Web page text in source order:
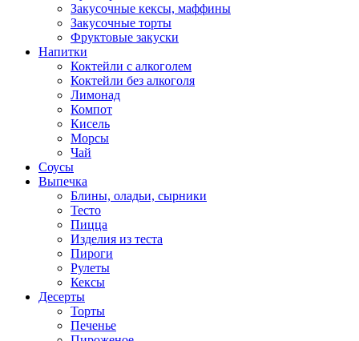
Закусочные кексы, маффины
Закусочные торты
Фруктовые закуски
Напитки
Коктейли с алкоголем
Коктейли без алкоголя
Лимонад
Компот
Кисель
Морсы
Чай
Соусы
Выпечка
Блины, оладьи, сырники
Тесто
Пицца
Изделия из теста
Пироги
Рулеты
Кексы
Десерты
Торты
Печенье